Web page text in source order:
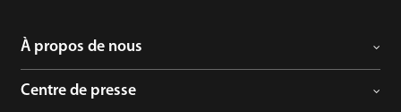
À propos de nous
Centre de presse